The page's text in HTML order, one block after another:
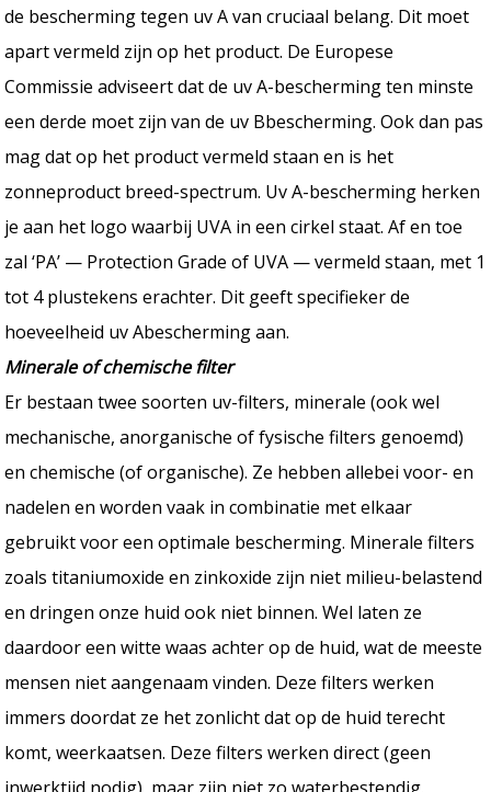
de bescherming tegen uv A van cruciaal belang. Dit moet
apart vermeld zijn op het product. De Europese
Commissie adviseert dat de uv A-bescherming ten minste
een derde moet zijn van de uv Bbescherming. Ook dan pas
mag dat op het product vermeld staan en is het
zonneproduct breed-spectrum. Uv A-bescherming herken
je aan het logo waarbij UVA in een cirkel staat. Af en toe
zal ‘PA’ — Protection Grade of UVA — vermeld staan, met 1
tot 4 plustekens erachter. Dit geeft specifieker de
hoeveelheid uv Abescherming aan.
Minerale of chemische filter
Er bestaan twee soorten uv-filters, minerale (ook wel
mechanische, anorganische of fysische filters genoemd)
en chemische (of organische). Ze hebben allebei voor- en
nadelen en worden vaak in combinatie met elkaar
gebruikt voor een optimale bescherming. Minerale filters
zoals titaniumoxide en zinkoxide zijn niet milieu-belastend
en dringen onze huid ook niet binnen. Wel laten ze
daardoor een witte waas achter op de huid, wat de meeste
mensen niet aangenaam vinden. Deze filters werken
immers doordat ze het zonlicht dat op de huid terecht
komt, weerkaatsen. Deze filters werken direct (geen